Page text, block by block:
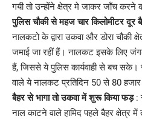
गयी तो उन्होंने क्षेत्र मे जाकर जाँच करने
पुलिस चौकी से महज चार किलोमीटर दूर
नालकटो के द्वारा उकवा और डोरा
जमाई जा रहीं हैं। नालकट इसके लिए
हैं, जिससे ये पुलिस कार्यवाही से बच
वाले ये नालकट प्रतिदिन 50 से 80
बैहर से भागा तो उकवा में शुरू किया फड़:
नाल काटने वाले हामिद पहले बैहर क्षेत्र